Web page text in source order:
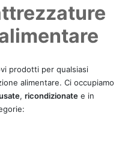
prodotti per qualsiasi
alimentare. Ci occupiamo
, ricondizionate e in